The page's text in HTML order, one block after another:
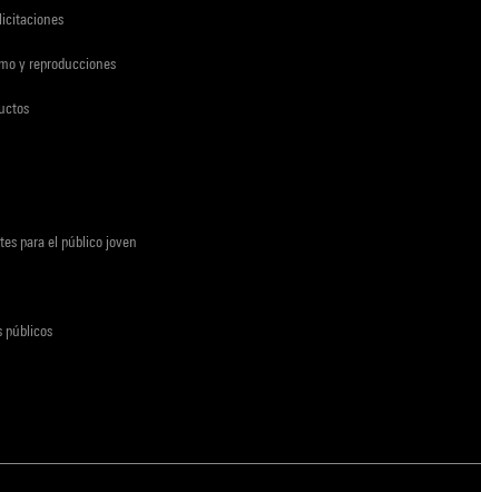
y reproducciones
para el público joven
públicos